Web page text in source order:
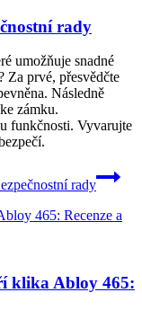
rady
umožňuje snadné
Za prvé, přesvědčte
Následně
zámku.
funkčnosti. Vyvarujte
rady
klika Abloy 465: